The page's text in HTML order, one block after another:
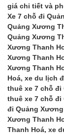
giá chi tiết và
Xe 7 chỗ đi
Quảng Xương
Quảng Xương
Xương Thanh
Xương Thanh
Xương Thanh
Hoá, xe du lịch
thuê xe 7 chỗ đi
thuê xe 7 chỗ đi
đi Quảng
Xương Thanh
Thanh Hoá, xe